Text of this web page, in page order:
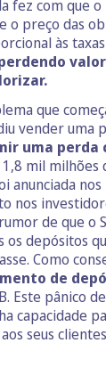
fez com que o
o preço das
às
que
vender uma
uma perda
mil milhões
anunciada
nos
de que o
depósitos
Como
de
Este pânico
capacidade
seus